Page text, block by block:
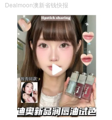
Dealmoon澳新省钱快报